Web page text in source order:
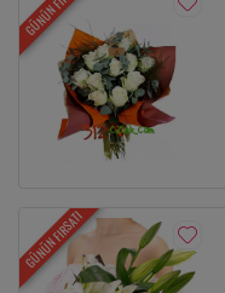
GÜNÜN FIRSATI